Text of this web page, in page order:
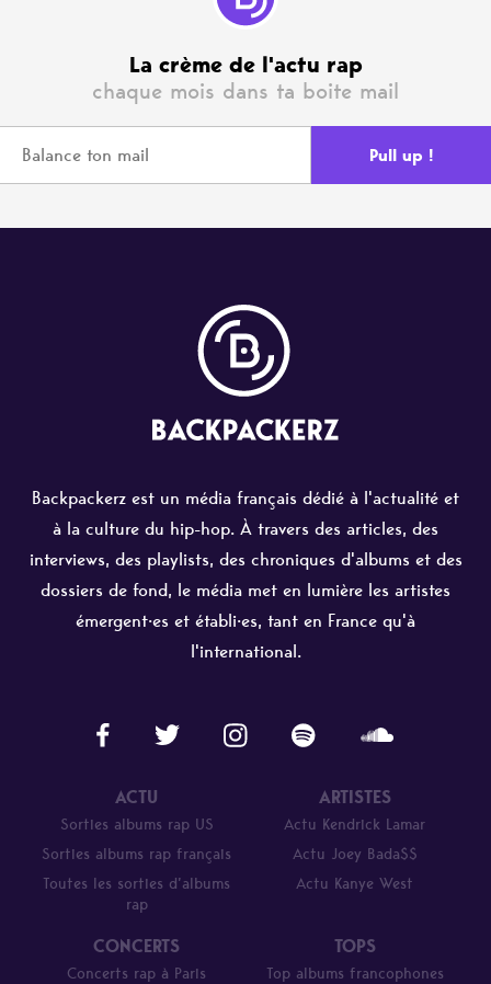
La crème de l'actu rap
chaque mois dans ta boite mail
Backpackerz est un média français dédié à l'actualité et
à la culture du hip-hop. À travers des articles, des
interviews, des playlists, des chroniques d'albums et des
dossiers de fond, le média met en lumière les artistes
émergent·es et établi·es, tant en France qu'à
l'international.
ACTU
Sorties albums rap US
Sorties albums rap français
Toutes les sorties d’albums
rap
ARTISTES
Actu Kendrick Lamar
Actu Joey Bada$$
Actu Kanye West
CONCERTS
Concerts rap à Paris
TOPS
Top albums francophones